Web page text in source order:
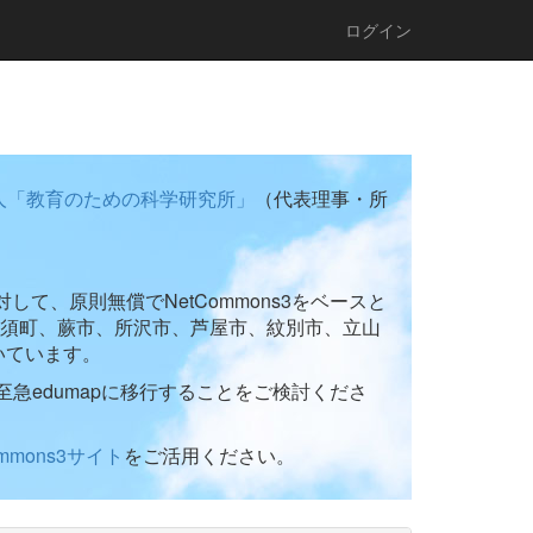
ログイン
教育のための科学研究所」
（代表理事・所
て、原則無償でNetCommons3をベースと
町、蕨市、所沢市、芦屋市、紋別市、立山
います。
edumapに移行することをご検討くださ
サイト をご活用ください。